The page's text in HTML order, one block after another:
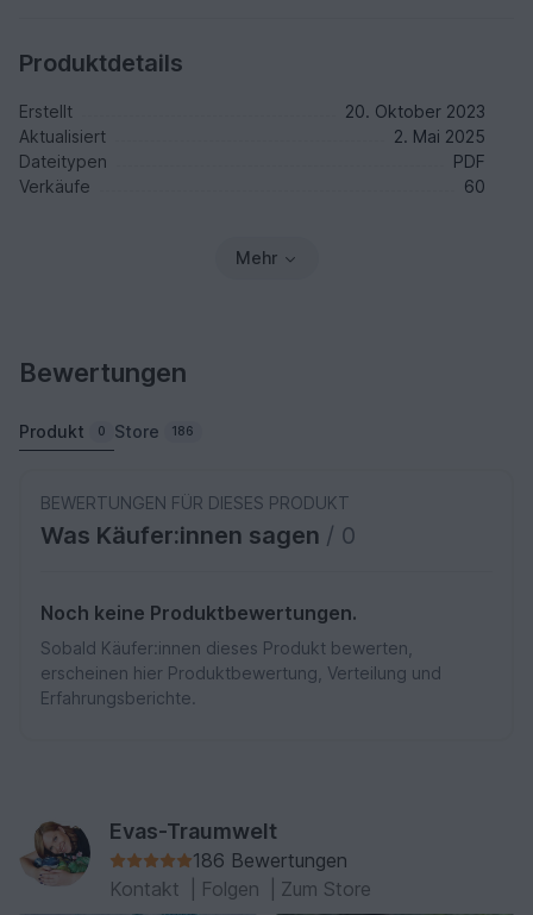
Produktdetails
Erstellt
20. Oktober 2023
Aktualisiert
2. Mai 2025
Dateitypen
PDF
Verkäufe
60
Mehr
Bewertungen
Produkt 0 Store 186
BEWERTUNGEN FÜR DIESES PRODUKT
Was Käufer:innen sagen / 0
Noch keine Produktbewertungen.
Sobald Käufer:innen dieses Produkt bewerten,
erscheinen hier Produktbewertung, Verteilung und
Erfahrungsberichte.
Evas-Traumwelt
186 Bewertungen
Kontakt
Folgen Zum Store